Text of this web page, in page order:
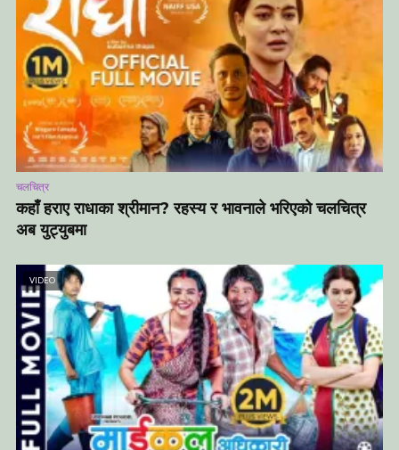
चलचित्र
कहाँ हराए राधाका श्रीमान? रहस्य र भावनाले भरिएको चलचित्र
अब युट्युबमा
VIDEO